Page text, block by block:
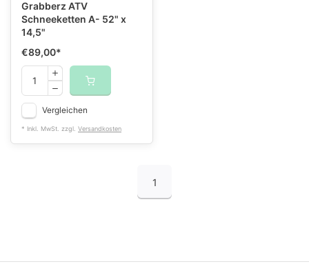
Grabberz ATV
Schneeketten A- 52" x
14,5"
€89,00*
Vergleichen
* Inkl. MwSt. zzgl. Versandkosten
1